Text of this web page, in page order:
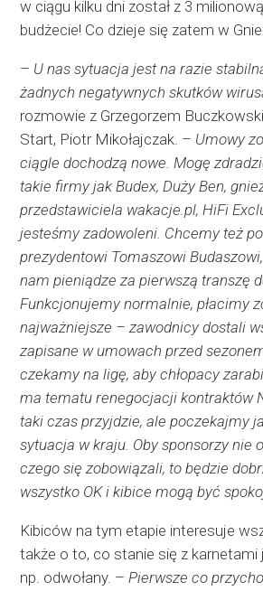
w ciągu kilku dni został z 3
budżecie! Co dzieje się zatem w
– U nas sytuacja jest na razie
żadnych negatywnych skutków
rozmowie z Grzegorzem
Start, Piotr Mikołajczak. – Umowy
ciągle dochodzą nowe. Mogę
takie firmy jak Budex, Duży Ben,
przedstawiciela wakacje.pl, HiFi
jesteśmy zadowoleni. Chcemy też
prezydentowi Tomaszowi
nam pieniądze za pierwszą transzę
Funkcjonujemy normalnie, płacimy
najważniejsze – zawodnicy dostali
zapisane w umowach przed
czekamy na ligę, aby chłopacy
ma tematu renegocjacji kontraktów
taki czas przyjdzie, ale poczekajmy
sytuacja w kraju. Oby sponsorzy nie
czego się zobowiązali, to będzie
wszystko OK i kibice mogą być
Kibiców na tym etapie interesuje
także o to, co stanie się z karnetami
np. odwołany. –Pierwsze co